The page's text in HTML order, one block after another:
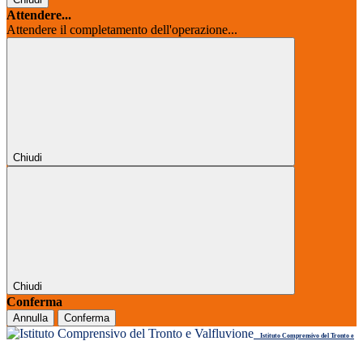
Attendere...
Attendere il completamento dell'operazione...
Chiudi
Chiudi
Conferma
Annulla Conferma
Istituto Comprensivo del Tronto e